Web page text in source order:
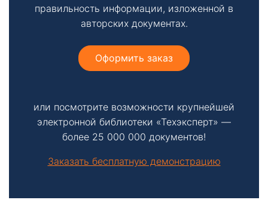
правильность информации, изложенной в
авторских документах.
Оформить заказ
или посмотрите возможности крупнейшей
электронной библиотеки «Техэксперт» —
более 25 000 000 документов!
Заказать бесплатную демонстрацию